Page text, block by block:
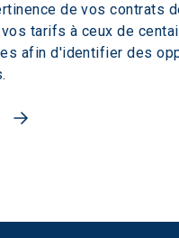
de vos contrats
tarifs à ceux de
afin d'identifier des